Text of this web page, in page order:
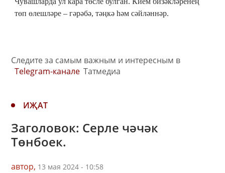
төп өлешләре – гәрәбә, тәңкә һәм сәйләннәр.
Следите за самым важным и интересным в
Telegram-канале Татмедиа
ИҖАТ
Заголовок: Серле чәчәк
Төнбоек.
автор, 13 мая 2024 - 10:58